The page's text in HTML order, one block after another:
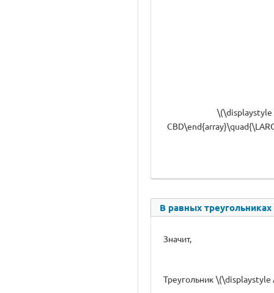
В равных
Значит,
Треугольник